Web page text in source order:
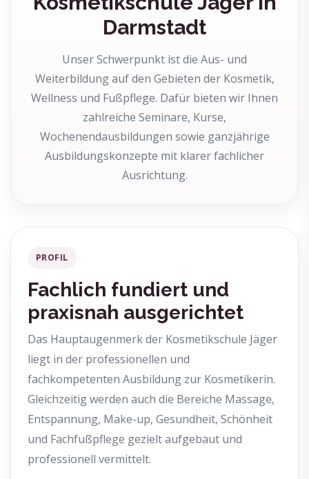
Darmstadt
Unser Schwerpunkt ist die Aus- und
Weiterbildung auf den Gebieten der Kosmetik,
Wellness und Fußpflege. Dafür bieten wir Ihnen
zahlreiche Seminare, Kurse,
Wochenendausbildungen sowie ganzjährige
Ausbildungskonzepte mit klarer fachlicher
Ausrichtung.
PROFIL
Fachlich fundiert und
praxisnah ausgerichtet
Das Hauptaugenmerk der Kosmetikschule Jäger
liegt in der professionellen und
fachkompetenten Ausbildung zur Kosmetikerin.
Gleichzeitig werden auch die Bereiche Massage,
Entspannung, Make-up, Gesundheit, Schönheit
und Fachfußpflege gezielt aufgebaut und
professionell vermittelt.